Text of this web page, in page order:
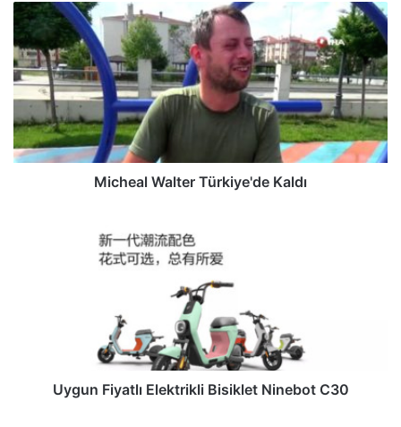
Micheal Walter Türkiye'de Kaldı
Uygun Fiyatlı Elektrikli Bisiklet Ninebot C30